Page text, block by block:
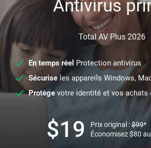
Antivirus
Total AV Plus 2026
En temps réel Protection antivirus
Sécuriseles appareils Windows,
Protège votre identité et vos achats
$19 Prix original :$99*
Économisez$80